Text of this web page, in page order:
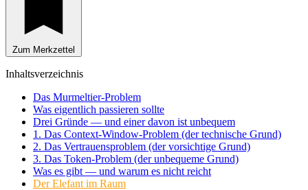
Zum Merkzettel
Inhaltsverzeichnis
Das Murmeltier-Problem
Was eigentlich passieren sollte
Drei Gründe — und einer davon ist unbequem
1. Das Context-Window-Problem (der technische Grund)
2. Das Vertrauensproblem (der vorsichtige Grund)
3. Das Token-Problem (der unbequeme Grund)
Was es gibt — und warum es nicht reicht
Der Elefant im Raum